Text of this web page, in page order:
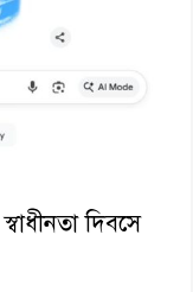
দিবসে